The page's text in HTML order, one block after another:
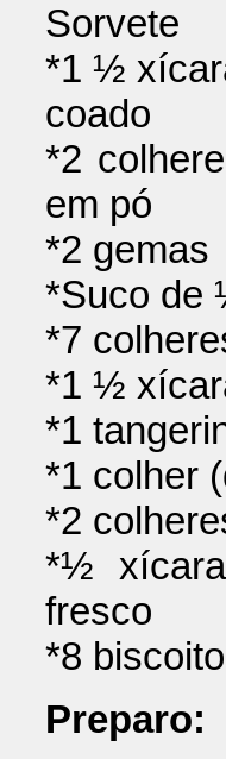
Sorvete
*1 ½
coado
*2
em pó
*2 gemas
*Suco de
*7
*1 ½
*1
*1 colher
*2
*½
fresco
*8
Preparo: